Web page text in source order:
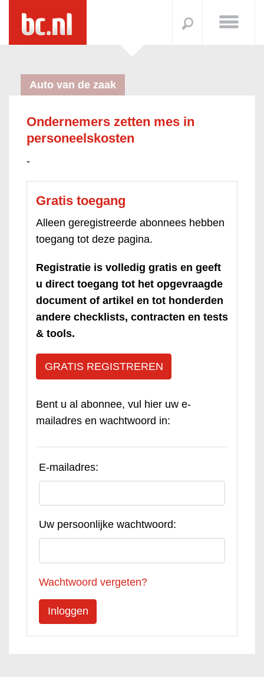
Auto van de zaak
Ondernemers zetten mes in
personeelskosten
-
Gratis toegang
Alleen geregistreerde abonnees hebben
toegang tot deze pagina.
Registratie is volledig gratis en geeft
u direct toegang tot het opgevraagde
document of artikel en tot honderden
andere checklists, contracten en tests
& tools.
GRATIS REGISTREREN
Bent u al abonnee, vul hier uw e-
mailadres en wachtwoord in:
E-mailadres:
Uw persoonlijke wachtwoord:
Wachtwoord vergeten?